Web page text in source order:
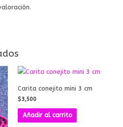
Carita conejito mini 3 cm
$3,500
Añadir al carrito